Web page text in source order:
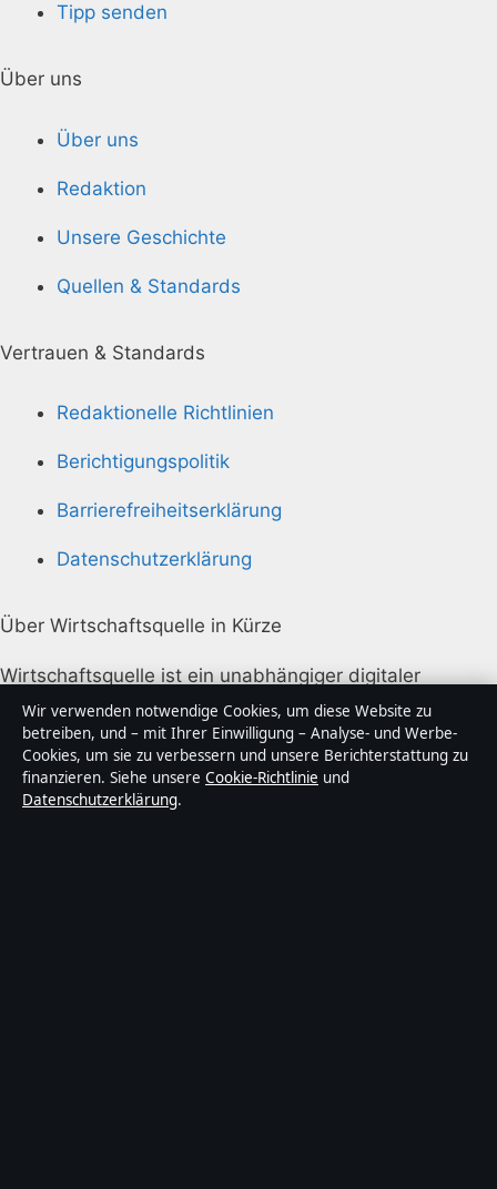
Tipp senden
Über uns
Über uns
Redaktion
Unsere Geschichte
Quellen & Standards
Vertrauen & Standards
Redaktionelle Richtlinien
Berichtigungspolitik
Barrierefreiheitserklärung
Datenschutzerklärung
Über Wirtschaftsquelle in Kürze
Wirtschaftsquelle ist ein unabhängiger digitaler
Nachrichtenanbieter mit Fokus auf Politik, Wirtschaft,
Technik und Gesellschaft in Deutschland. Jeder Artikel
trägt eine Byline, wird von einem Redakteur geprüft
und vor der Veröffentlichung faktengecheckt.
Wir verwenden notwendige Cookies, um diese Website zu
betreiben, und – mit Ihrer Einwilligung – Analyse- und Werbe-
Cookies, um sie zu verbessern und unsere Berichterstattung zu
finanzieren. Siehe unsere Cookie-Richtlinie und
Datenschutzerklärung.